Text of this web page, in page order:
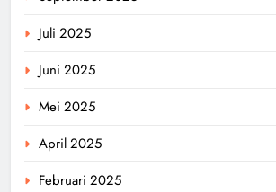
Juli 2025
Juni 2025
Mei 2025
April 2025
Februari 2025